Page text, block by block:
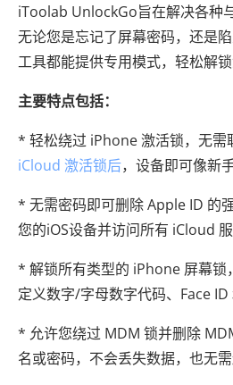
iToolab UnlockGo旨在解决各种
无论您是忘记了屏幕密码，还是
工具都能提供专用模式，轻松解
主要特点包括：
* 轻松绕过 iPhone 激活锁，无需
iCloud 激活锁后，设备即可像新
* 无需密码即可删除 Apple ID 的
您的iOS设备并访问所有 iCloud 服
* 解锁所有类型的 iPhone 屏幕锁
定义数字/字母数字代码、Face ID
* 允许您绕过 MDM 锁并删除
名或密码，不会丢失数据，也无需